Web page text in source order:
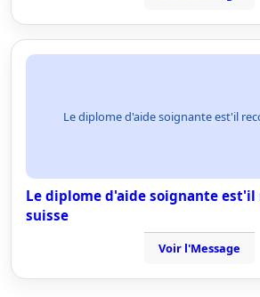
Le diplome d'aide soignante est'il
Le diplome d'aide soignante est'il
suisse
Voir l'Message